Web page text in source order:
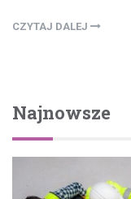
CZYTAJ DALEJ
Najnowsze